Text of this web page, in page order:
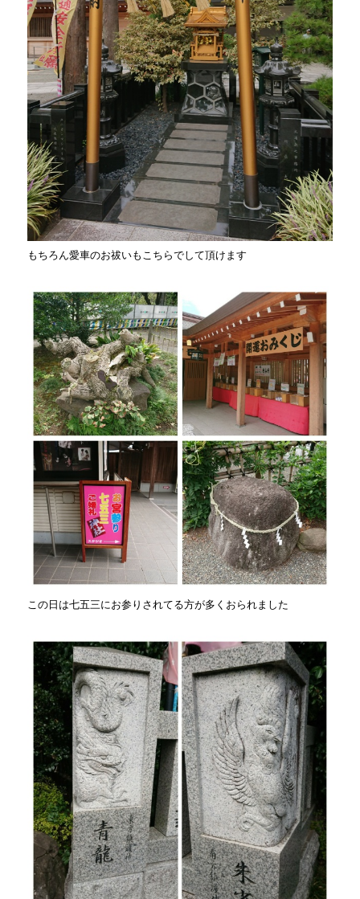
もちろん愛車のお祓いもこちらでして頂けます
この日は七五三にお参りされてる方が多くおられました